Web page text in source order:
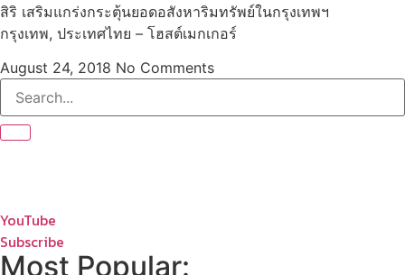
สิริ เสริมแกร่งกระตุ้นยอดอสังหาริมทรัพย์ในกรุงเทพฯ
กรุงเทพ, ประเทศไทย – โฮสต์เมกเกอร์
August 24, 2018 No Comments
YouTube
Subscribe
Most Popular: